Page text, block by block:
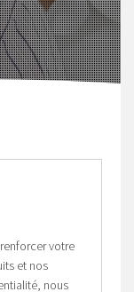
votre
et nos
nous